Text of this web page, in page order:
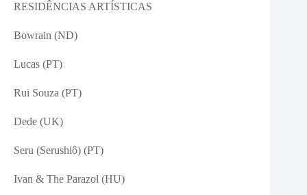
RESIDÊNCIAS ARTÍSTICAS
Bowrain (ND)
Lucas (PT)
Rui Souza (PT)
Dede (UK)
Seru (Serushiô) (PT)
Ivan & The Parazol (HU)